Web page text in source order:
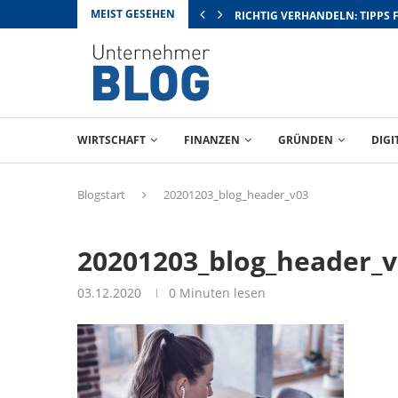
MEIST GESEHEN RICHTIG VERHANDELN: TIPPS
WIRTSCHAFT FINANZEN GRÜNDEN
Blogstart 20201203_blog_header_v03
03.12.2020 0 Minuten lesen